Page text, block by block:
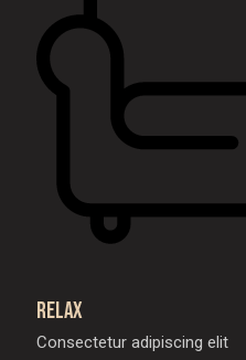
Relax
Consectetur adipiscing elit